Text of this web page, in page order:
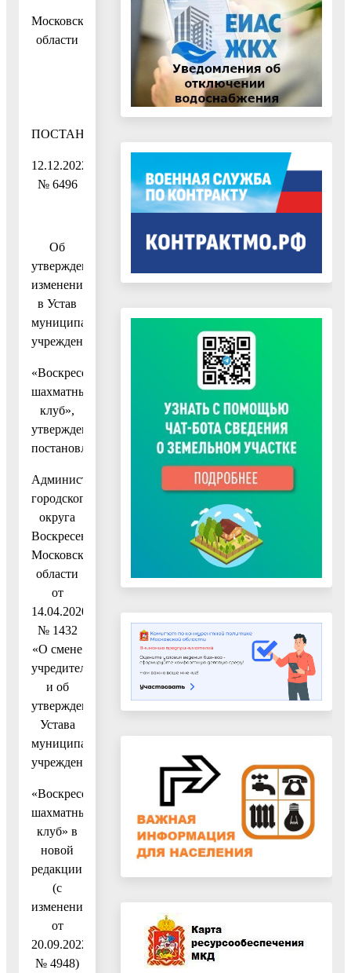
Московской
области
ПОСТАНОВЛЕНИЕ
12.12.2022
№ 6496
Об
утверждении
изменений
в Устав
муниципального
учреждения
«Воскресенский
шахматный
клуб»,
утвержденный
постановлением
Администрации
городского
округа
Воскресенск
Московской
области
от
14.04.2020
№ 1432
«О смене
учредителя
и об
утверждении
Устава
муниципального
учреждения
«Воскресенский
шахматный
клуб» в
новой
редакции»
(с
изменениями
от
20.09.2022
№ 4948)